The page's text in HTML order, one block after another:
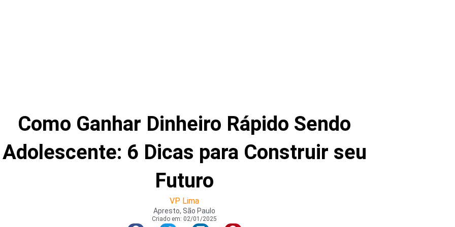
Como Ganhar Dinheiro Rápido Sendo
Adolescente: 6 Dicas para Construir seu
Futuro
VP Lima
Apresto, São Paulo
Criado em: 02/01/2025